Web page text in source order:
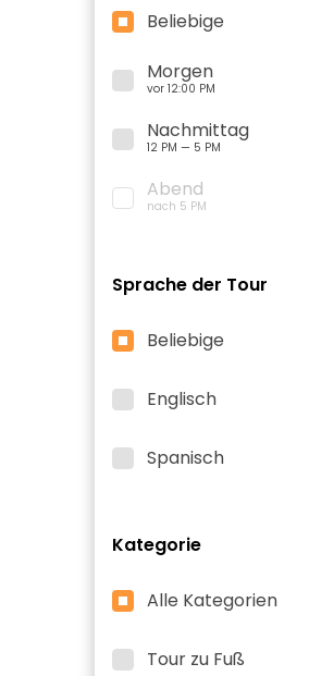
Beliebige
Morgen
vor 12:00 PM
Nachmittag
12 PM — 5 PM
Abend
nach 5 PM
Sprache der Tour
Beliebige
Englisch
Spanisch
Kategorie
Alle Kategorien
Tour zu Fuß